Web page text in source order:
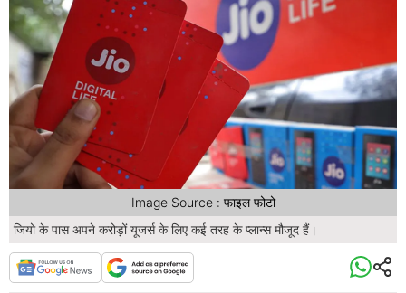
जियो के पास अपने करोड़ों यूजर्स के लिए कई तरह के प्लान्स मौजूद हैं।
Image Source : फाइल फोटो